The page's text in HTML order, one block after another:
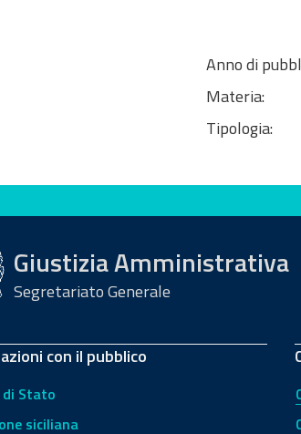
Anno di
Materia:
Tipologia:
sito
Giustizia Amministrativa
Segretariato Generale
con il pubblico
di Stato
siciliana